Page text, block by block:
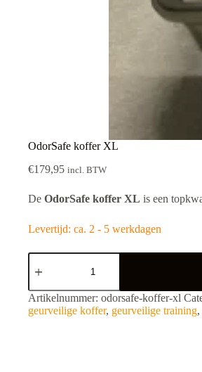
OdorSafe koffer XL
€179,95 incl. BTW
De OdorSafe koffer XL is een
Levertijd: ca. 2 - 5 werkdagen
OdorSafe
koffer
aantal
A
l
Artikelnummer: odorsafe-koffer-xl
geurveilige koffer, geurveilige training,